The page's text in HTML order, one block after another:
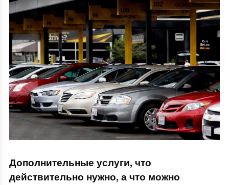
Дополнительные услуги, что
действительно нужно, а что можно